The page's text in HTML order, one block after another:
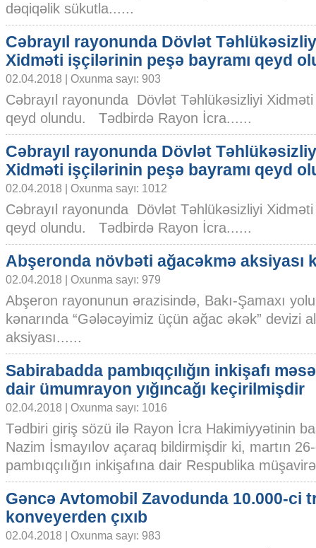
dəqiqəlik sükutla......
Cəbrayıl rayonunda Dövlət
Xidməti işçilərinin peşə bayramı qeyd
02.04.2018 | Oxunma sayı: 903
Cəbrayıl rayonunda Dövlət Təhlükəsizliyi
qeyd olundu. Tədbirdə Rayon İcra......
Cəbrayıl rayonunda Dövlət
Xidməti işçilərinin peşə bayramı qeyd
02.04.2018 | Oxunma sayı: 1012
Cəbrayıl rayonunda Dövlət Təhlükəsizliyi
qeyd olundu. Tədbirdə Rayon İcra......
Abşeronda növbəti ağacəkmə aksiyası
02.04.2018 | Oxunma sayı: 979
Abşeron rayonunun ərazisində, Bakı-Şamaxı
kənarında “Gələcəyimiz üçün ağac əkək” devizi
aksiyası......
Sabirabadda pambıqçılığın inkişafı
dair ümumrayon yığıncağı keçirilmişdir
02.04.2018 | Oxunma sayı: 1016
Tədbiri giriş sözü ilə Rayon İcra Hakimiyyətinin
Nazim İsmayılov açaraq bildirmişdir ki, martın
pambıqçılığın inkişafına dair Respublika
Gəncə Avtomobil Zavodunda 10.000-ci
konveyerden çıxıb
02.04.2018 | Oxunma sayı: 983